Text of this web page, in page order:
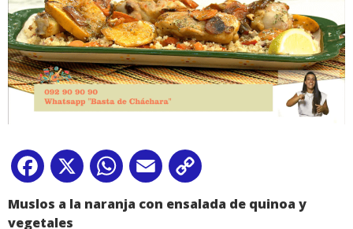
Facebook
X WhatsApp
Email
Link
Muslos a la naranja con ensalada de quinoa y
vegetales